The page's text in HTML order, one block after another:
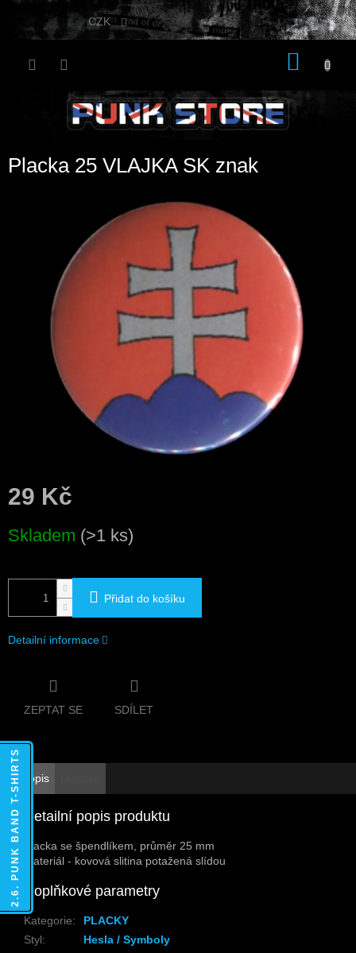
Přejít
CZK
Placka 25 VLAJKA SK znak
29 Kč
cena:
Skladem (>1 ks)
Přidat do košíku
Detailní informace
ZEPTAT SE SDÍLET
Popis
Detailní popis produktu
Placka se špendlíkem, průměr 25 mm
Materiál - kovová slitina potažená slídou
Doplňkové parametry
Kategorie:
PLACKY
Styl: Hesla / Symboly
2.6. PUNK BAND T-SHIRTS